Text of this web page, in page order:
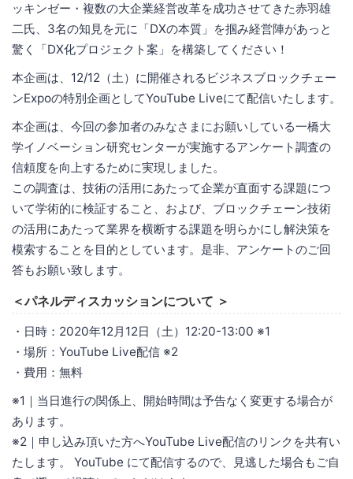
ッキンゼー・複数の大企業経営改革を成功させてきた赤羽雄
二氏、3名の知見を元に「DXの本質」を掴み経営陣があっと
驚く「DX化プロジェクト案」を構築してください！
本企画は、12/12（土）に開催されるビジネスブロックチェー
ンExpoの特別企画としてYouTube Liveにて配信いたします。
本企画は、今回の参加者のみなさまにお願いしている一橋大
学イノベーション研究センターが実施するアンケート調査の
信頼度を向上するために実現しました。
この調査は、技術の活用にあたって企業が直面する課題につ
いて学術的に検証すること、および、ブロックチェーン技術
の活用にあたって業界を横断する課題を明らかにし解決策を
模索することを目的としています。是非、アンケートのご回
答もお願い致します。
＜パネルディスカッションについて ＞
・日時：2020年12月12日（土）12:20-13:00 ※1
・場所：YouTube Live配信 ※2
・費用：無料
※1｜当日進行の関係上、開始時間は予告なく変更する場合が
あります。
※2｜申し込み頂いた方へYouTube Live配信のリンクを共有い
たします。 YouTube にて配信するので、見逃した場合もご自